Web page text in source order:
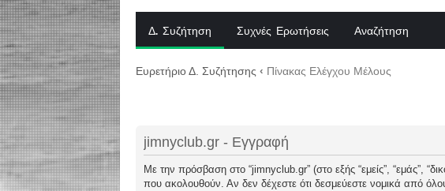
Δ. Συζήτηση Συχνές Ερωτήσεις Αναζήτηση
Ευρετήριο Δ. Συζήτησης ‹ Πίνακας Ελέγχου Μέλους
jimnyclub.gr - Εγγραφή
Με την πρόσβαση στο “jimnyclub.gr” (στο εξής “εμείς”, “εμάς”,
που ακολουθούν. Αν δεν δέχεστε ότι δεσμεύεστε νομικά από